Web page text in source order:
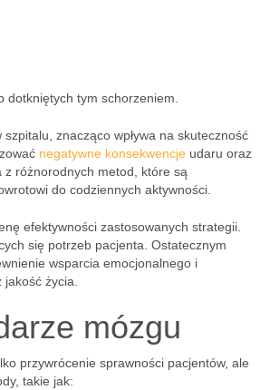
tym schorzeniem.
znacząco wpływa na skuteczność
negatywne konsekwencje udaru oraz
z różnorodnych metod, które są
do codziennych aktywności.
efektywności zastosowanych strategii.
się potrzeb pacjenta. Ostatecznym
wsparcia emocjonalnego i
życia.
mózgu
przywrócenie sprawności pacjentów, ale
takie jak: